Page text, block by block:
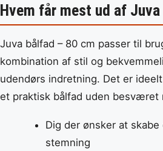
Hvem får mest ud af
Juva bålfad – 80 cm passer til
kombination af stil og
udendørs indretning. Det er
et praktisk bålfad uden besværet
Dig der ønsker at
stemning